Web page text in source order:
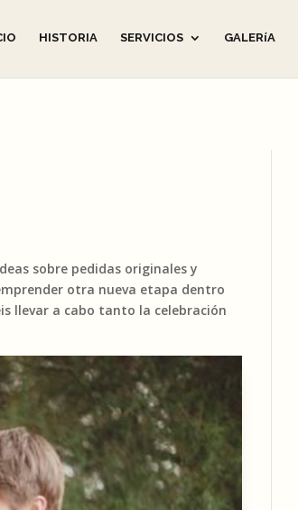
HISTORIA SERVICIOS GALERíA
sobre pedidas originales y
otra nueva etapa dentro
llevar a cabo tanto la celebración